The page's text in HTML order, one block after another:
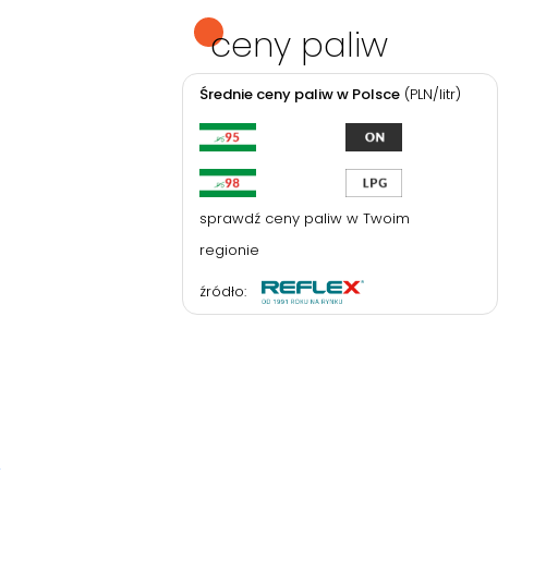
ceny paliw
Średnie ceny paliw w Polsce(PLN/litr)
sprawdź ceny paliw w Twoim
regionie
źródło: